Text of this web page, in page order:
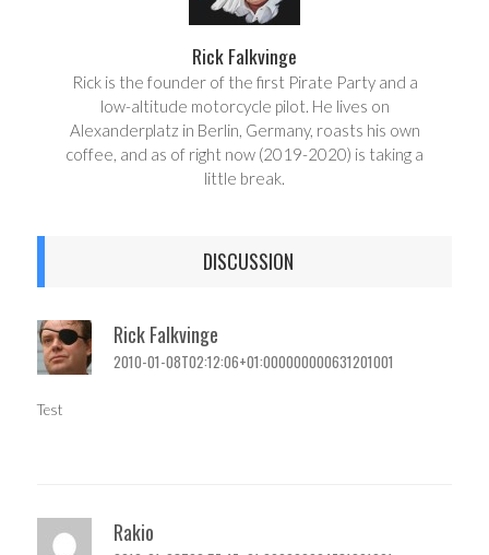
Rick Falkvinge
Rick is the founder of the first Pirate Party and a
low-altitude motorcycle pilot. He lives on
Alexanderplatz in Berlin, Germany, roasts his own
coffee, and as of right now (2019-2020) is taking a
little break.
DISCUSSION
Rick Falkvinge
2010-01-08T02:12:06+01:000000000631201001
Test
Rakio